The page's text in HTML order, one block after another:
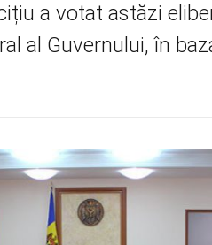
Follow us on Instagram
a votat astăzi
al Guvernului, în